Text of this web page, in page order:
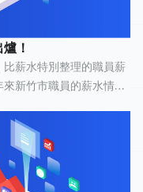
！
有 8 人認為這份工作「